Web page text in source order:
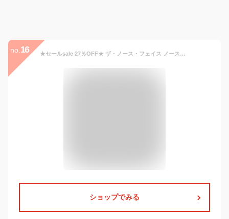
no. 16 ★セールsale 27％OFF★ ザ・ノース・フェイス ノースフェイス メンズ レディース ランニングウェア 帽子 プロンプトキャップ Prompt Cap ニュートープ NN42372 NT
ショップでみる